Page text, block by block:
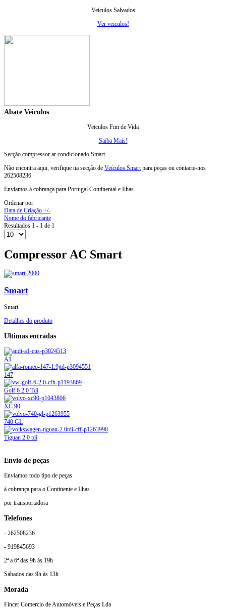
Veículos Salvados
Ver veiculos!
Abate Veiculos
Veiculos Fim de Vida
Saiba Mais!
Secção compressor ar condicionado Smart
Não encontra aqui, verifique na secção de Veículos Smartpara peças ou contacte-nos
262508236.
Enviamos à cobrança para Portugal Continental e Ilhas.
Ordenar por
Data de Criação +/-
Nome do fabricante
Resultados 1 - 1 de 1
Compressor AC Smart
Smart
Smart
Detalhes do produto
Ultimas entradas
A1
147
Golf 6 2.0 Tdi
XC 90
740 GL
Tiguan 2.0 tdi
Envio de peças
Enviamos todo tipo de peças
à cobrança para o Continente e Ilhas
por transportadora
Telefones
- 262508236
- 919845693
2ª a 6ª das 9h às 19h
Sábados das 9h às 13h
Morada
Fincer Comercio de Automóveis e Peças Lda